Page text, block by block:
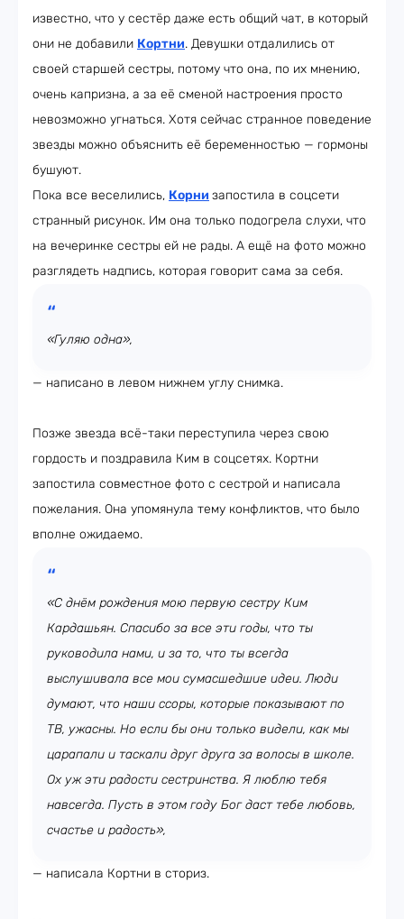
известно, что у сестёр даже есть общий чат, в который
они не добавили Кортни. Девушки отдалились от
своей старшей сестры, потому что она, по их мнению,
очень капризна, а за её сменой настроения просто
невозможно угнаться. Хотя сейчас странное поведение
звезды можно объяснить её беременностью — гормоны
бушуют.
Пока все веселились, Корни запостила в соцсети
странный рисунок. Им она только подогрела слухи, что
на вечеринке сестры ей не рады. А ещё на фото можно
разглядеть надпись, которая говорит сама за себя.
«Гуляю одна»,
— написано в левом нижнем углу снимка.
Позже звезда всё-таки переступила через свою
гордость и поздравила Ким в соцсетях. Кортни
запостила совместное фото с сестрой и написала
пожелания. Она упомянула тему конфликтов, что было
вполне ожидаемо.
«С днём рождения мою первую сестру Ким
Кардашьян. Спасибо за все эти годы, что ты
руководила нами, и за то, что ты всегда
выслушивала все мои сумасшедшие идеи. Люди
думают, что наши ссоры, которые показывают по
ТВ, ужасны. Но если бы они только видели, как мы
царапали и таскали друг друга за волосы в школе.
Ох уж эти радости сестринства. Я люблю тебя
навсегда. Пусть в этом году Бог даст тебе любовь,
счастье и радость»,
— написала Кортни в сториз.